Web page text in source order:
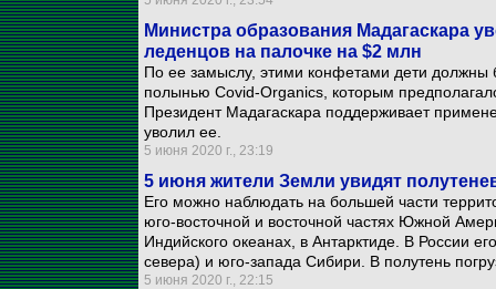
Министра образования Мадагаскара
леденцов на палочке на $2 млн
По ее замыслу, этими конфетами дети должны
полынью Covid-Organics, которым
Президент Мадагаскара поддерживает
уволил ее.
5 июня 2020 г., 23:19
5 июня жители Земли увидят
Его можно наблюдать на большей части
юго-восточной и восточной частях Южной
Индийского океанах, в Антарктиде. В России
севера) и юго-запада Сибири. В полутень
5 июня 2020 г., 22:15